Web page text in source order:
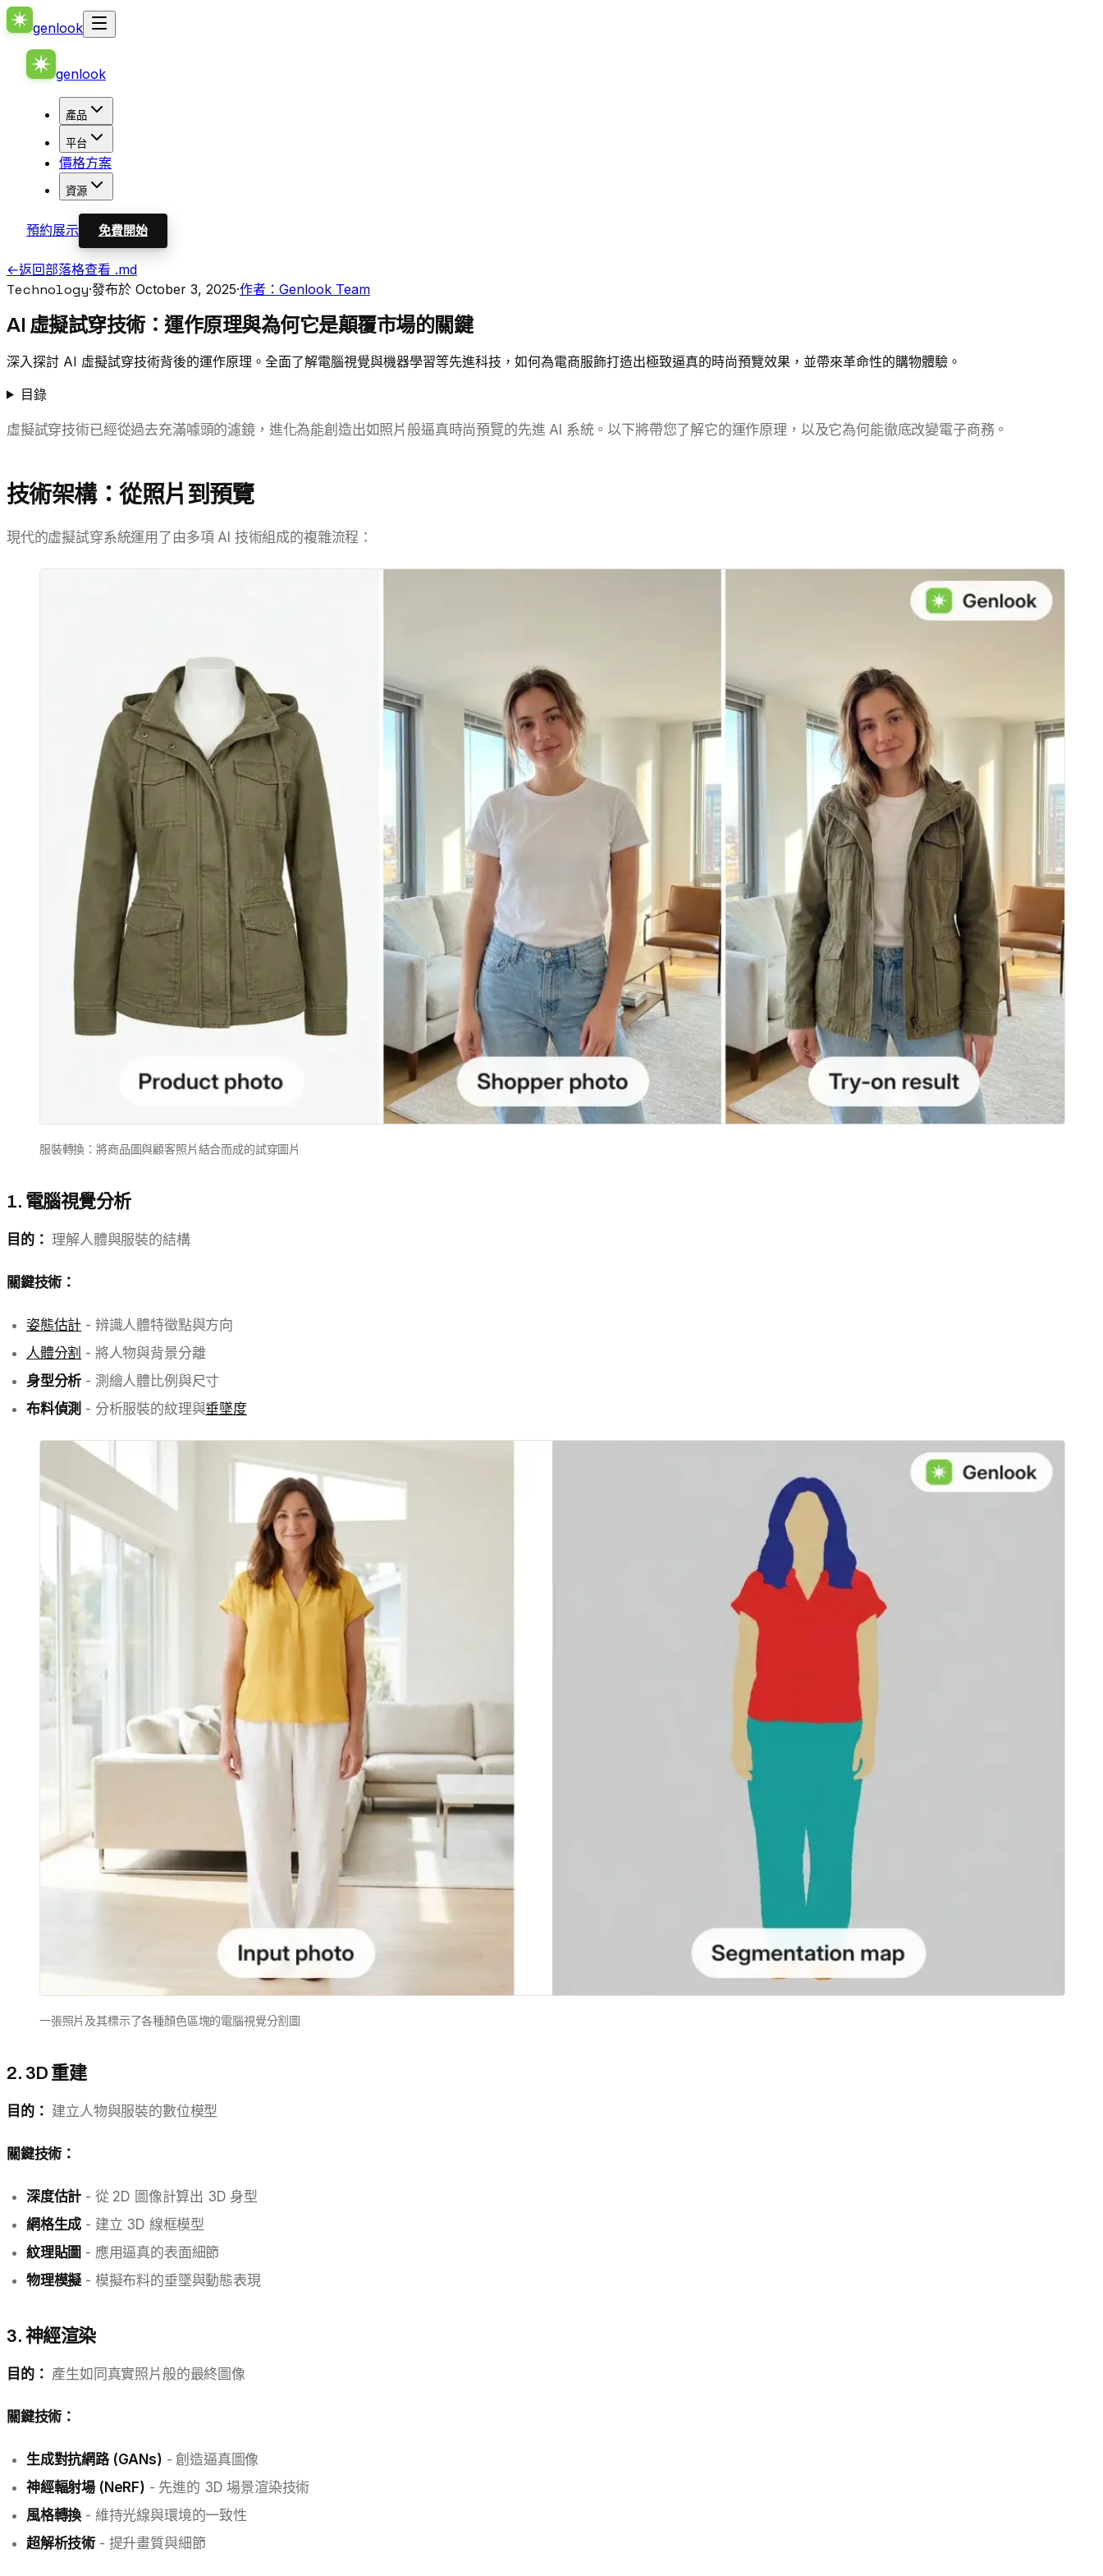
genlook
genlook
產品
平台
價格方案
資源
預約展示 免費開始
←返回部落格查看 .md
Technology·發布於 October 3, 2025·作者：Genlook Team
AI 虛擬試穿技術：運作原理與為何它是顛覆市場的關鍵
深入探討 AI 虛擬試穿技術背後的運作原理。全面了解電腦視覺與機器學習等先進科技，如何為電商服飾打造出極致逼真的時尚預覽效果，並帶來革命性的購物體驗。
目錄
虛擬試穿技術已經從過去充滿噱頭的濾鏡，進化為能創造出如照片般逼真時尚預覽的先進 AI 系統。以下將帶您了解它的運作原理，以及它為何能徹底改變電子商務。
技術架構：從照片到預覽
現代的虛擬試穿系統運用了由多項 AI 技術組成的複雜流程：
服裝轉換：將商品圖與顧客照片結合而成的試穿圖片
1. 電腦視覺分析
目的： 理解人體與服裝的結構
關鍵技術：
姿態估計 - 辨識人體特徵點與方向
人體分割 - 將人物與背景分離
身型分析 - 測繪人體比例與尺寸
布料偵測 - 分析服裝的紋理與垂墜度
一張照片及其標示了各種顏色區塊的電腦視覺分割圖
2. 3D 重建
目的： 建立人物與服裝的數位模型
關鍵技術：
深度估計 - 從 2D 圖像計算出 3D 身型
網格生成 - 建立 3D 線框模型
紋理貼圖 - 應用逼真的表面細節
物理模擬 - 模擬布料的垂墜與動態表現
3. 神經渲染
目的： 產生如同真實照片般的最終圖像
關鍵技術：
生成對抗網路 (GANs) - 創造逼真圖像
神經輻射場 (NeRF) - 先進的 3D 場景渲染技術
風格轉換 - 維持光線與環境的一致性
超解析技術 - 提升畫質與細節